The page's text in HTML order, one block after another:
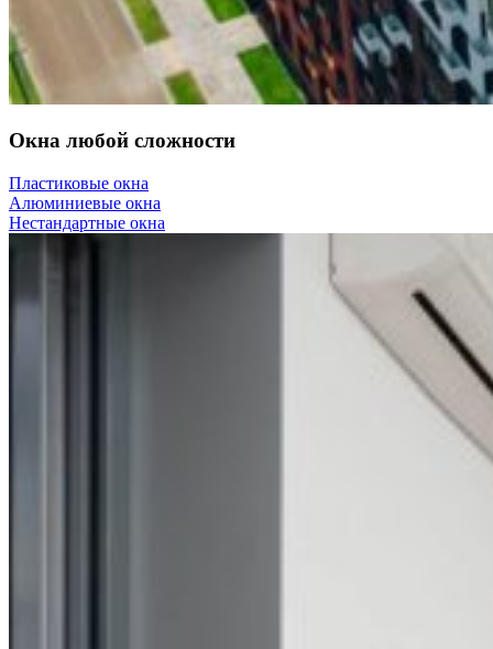
Окна любой сложности
Пластиковые окна
Алюминиевые окна
Нестандартные окна